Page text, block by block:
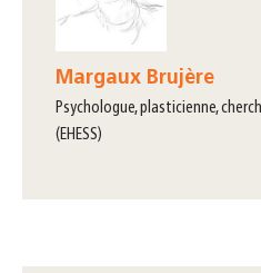
Margaux Brujère
psychologue, plasticienne, chercheure en arts et langages
(EHESS)